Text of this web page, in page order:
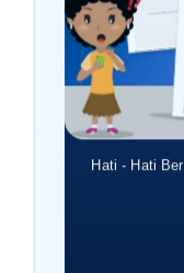
Hati - Hati